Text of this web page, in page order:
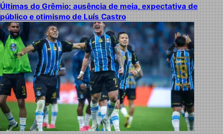
Últimas do Grêmio: ausência de meia, expectativa de
público e otimismo de Luís Castro